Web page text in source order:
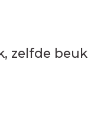
zelfde beuk